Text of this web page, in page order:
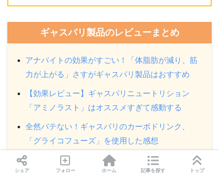
ギャスパリ製品のレビューまとめ
アナバイトの効果がすごい！「体脂肪が減り、筋
力が上がる」さすがギャスパリ製品はおすすめ
【効果レビュー】ギャスパリニュートリション
「アミノラスト」はオススメすぎて感動する
全然バテない！ギャスパリのカーボドリンク、
「グライコフューズ」を使用した感想
ギャスパリニュートリションの「アナバイトパウ
ダー」をレビュー！3ヶ月じっくり使ってみてわか
シェア フォロー ホーム 記事を探す トップ